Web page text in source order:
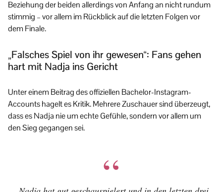
Beziehung der beiden allerdings von Anfang an nicht rundum
stimmig – vor allem im Rückblick auf die letzten Folgen vor
dem Finale.
„Falsches Spiel von ihr gewesen“: Fans gehen
hart mit Nadja ins Gericht
Unter einem Beitrag des offiziellen Bachelor-Instagram-
Accounts hagelt es Kritik. Mehrere Zuschauer sind überzeugt,
dass es Nadja nie um echte Gefühle, sondern vor allem um
den Sieg gegangen sei.